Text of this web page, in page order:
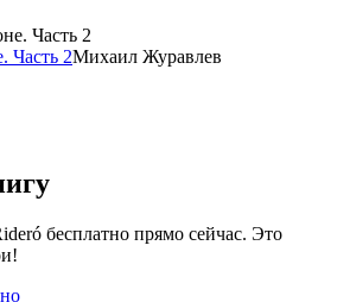
Часть 2Михаил Журавлев
бесплатно прямо сейчас. Это